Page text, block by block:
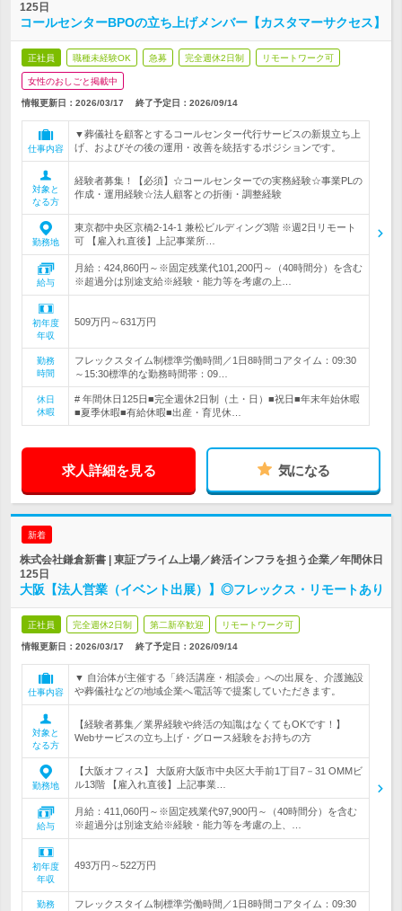
125日
コールセンターBPOの立ち上げメンバー【カスタマーサクセス】
正社員 職種未経験OK 急募 完全週休2日制 リモートワーク可
女性のおしごと掲載中
情報更新日：2026/03/17 終了予定日： 2026/09/14
仕事内容
▼葬儀社を顧客とするコールセンター代行サービスの新規立ち上
げ、およびその後の運用・改善を統括するポジションです。
対象と
なる方
経験者募集！【必須】☆コールセンターでの実務経験☆事業PLの
作成・運用経験☆法人顧客との折衝・調整経験
勤務地
東京都中央区京橋2-14-1 兼松ビルディング3階 ※週2日リモート
可 【雇入れ直後】上記事業所…
給与
月給：424,860円～※固定残業代101,200円～（40時間分）を含む
※超過分は別途支給※経験・能力等を考慮の上…
初年度
年収
509万円～631万円
勤務
時間
フレックスタイム制標準労働時間／1日8時間コアタイム：09:30
～15:30標準的な勤務時間帯：09…
休日
休暇
# 年間休日125日■完全週休2日制（土・日）■祝日■年末年始休暇
■夏季休暇■有給休暇■出産・育児休…
求人詳細を見る 気になる
新着
株式会社鎌倉新書 | 東証プライム上場／終活インフラを担う企業／年間休日
125日
大阪【法人営業（イベント出展）】◎フレックス・リモートあり
正社員 完全週休2日制 第二新卒歓迎 リモートワーク可
情報更新日：2026/03/17 終了予定日： 2026/09/14
仕事内容
▼ 自治体が主催する「終活講座・相談会」への出展を、介護施設
や葬儀社などの地域企業へ電話等で提案していただきます。
対象と
なる方
【経験者募集／業界経験や終活の知識はなくてもOKです！】
Webサービスの立ち上げ・グロース経験をお持ちの方
勤務地
【大阪オフィス】 大阪府大阪市中央区大手前1丁目7－31 OMMビ
ル13階 【雇入れ直後】上記事業…
給与
月給：411,060円～※固定残業代97,900円～（40時間分）を含む
※超過分は別途支給※経験・能力等を考慮の上、…
初年度
年収
493万円～522万円
勤務
フレックスタイム制標準労働時間／1日8時間コアタイム：09:30